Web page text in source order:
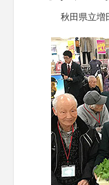
秋田県立増